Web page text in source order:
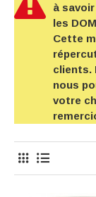
à
les
Cette
clients.
nous
votre